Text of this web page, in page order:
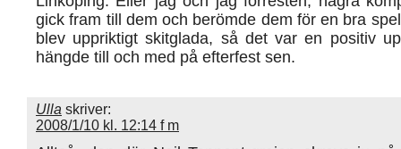
gick fram till dem och berömde dem för en bra
blev uppriktigt skitglada, så det var en positiv
hängde till och med på efterfest sen.
Ulla skriver:
2008/1/10 kl. 12:14 f m